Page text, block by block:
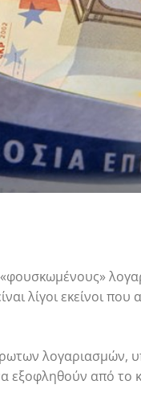
λίγοι εκείνοι
λογαριασμών,
εξοφληθούν από το